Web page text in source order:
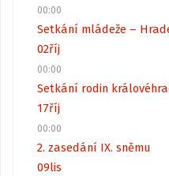
00:00
Setkání mládeže –
02říj
00:00
Setkání rodin
17říj
00:00
2. zasedání IX. sněmu
09lis